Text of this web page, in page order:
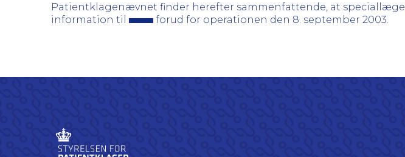
Patientklagenævnet finder herefter sammenfattende, at speciallæge
information til
forud for operationen den 8. september 2003.